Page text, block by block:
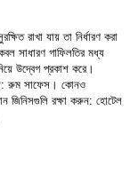
রাখা যায় তা নির্ধারণ করা
সাধারণ গাফিলতির মধ্য
উদ্বেগ প্রকাশ করে।
রুম সাফেস। কোনও
জিনিসগুলি রক্ষা করুন: হোটেল